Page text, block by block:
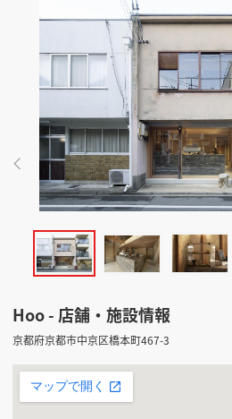
店舗設計施工.comとは
内装の費用相場 シミュレーター
掲載希望のデザイン設計・施工会
店舗開業・改装をご検討
Hoo - 店舗・施設情報
京都府京都市中京区橋本町467-3